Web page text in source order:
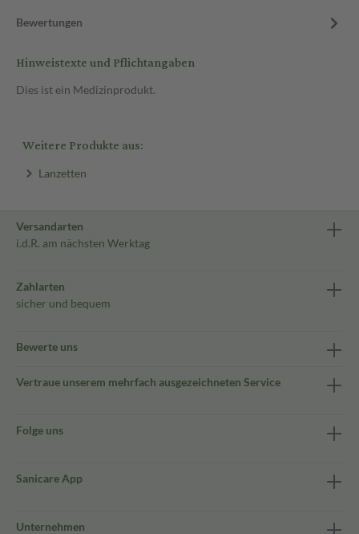
Bewertungen
Hinweistexte und Pflichtangaben
Dies ist ein Medizinprodukt.
Weitere Produkte aus:
Lanzetten
Versandarten
i.d.R. am nächsten Werktag
Zahlarten
sicher und bequem
Bewerte uns
Vertraue unserem mehrfach ausgezeichneten Service
Folge uns
Sanicare App
Unternehmen